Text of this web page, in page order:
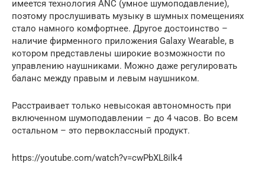
имеется технология ANC (умное шумоподавление),
поэтому прослушивать музыку в шумных помещениях
стало намного комфортнее. Другое достоинство –
наличие фирменного приложения Galaxy Wearable, в
котором представлены широкие возможности по
управлению наушниками. Можно даже регулировать
баланс между правым и левым наушником.
Расстраивает только невысокая автономность при
включенном шумоподавлении – до 4 часов. Во всем
остальном – это первоклассный продукт.
https://youtube.com/watch?v=cwPbXL8ilk4